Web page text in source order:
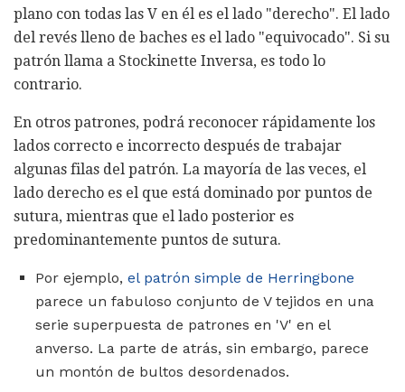
plano con todas las V en él es el lado "derecho". El lado
del revés lleno de baches es el lado "equivocado". Si su
patrón llama a Stockinette Inversa, es todo lo
contrario.
En otros patrones, podrá reconocer rápidamente los
lados correcto e incorrecto después de trabajar
algunas filas del patrón. La mayoría de las veces, el
lado derecho es el que está dominado por puntos de
sutura, mientras que el lado posterior es
predominantemente puntos de sutura.
Por ejemplo, el patrón simple de Herringbone
parece un fabuloso conjunto de V tejidos en una
serie superpuesta de patrones en 'V' en el
anverso. La parte de atrás, sin embargo, parece
un montón de bultos desordenados.